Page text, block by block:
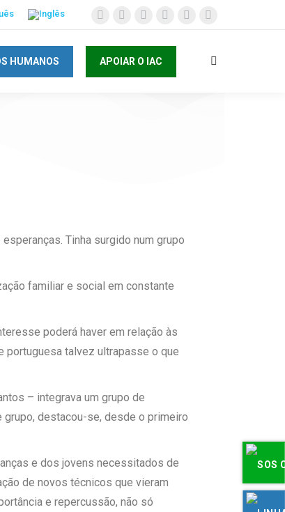
HUMANOS APOIAR O IAC
Tinha surgido num grupo
familiar e social em constante
poderá haver em relação às
portuguesa talvez ultrapasse o que
– integrava um grupo de
destacou-se, desde o primeiro
e dos jovens necessitados de
de novos técnicos que vieram
e repercussão, não só